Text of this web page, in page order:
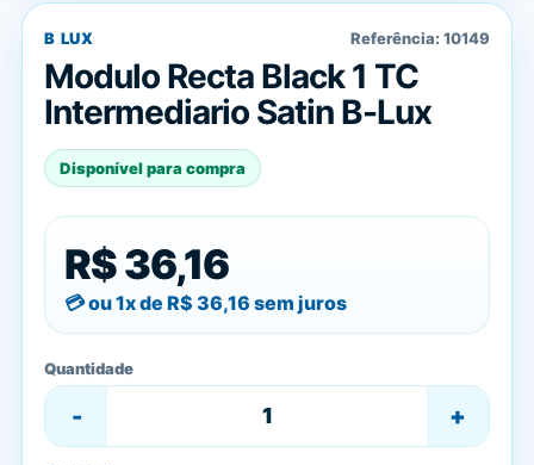
B LUX Referência: 10149
Modulo Recta Black 1 TC
Intermediario Satin B-Lux
Disponível para compra
R$ 36,16
ou 1x de R$ 36,16 sem juros
Quantidade
- +